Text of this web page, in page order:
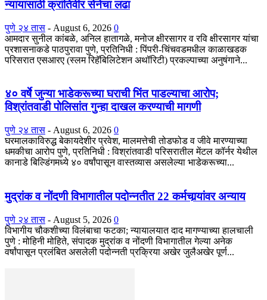
न्यायासाठी क्रांतिवीर सेनेचा लढा
पुणे २४ तास - August 6, 2026 0
आमदार सुनील कांबळे, अनिल हातागळे, मनोज क्षीरसागर व रवि क्षीरसागर यांचा
प्रशासनाकडे पाठपुरावा पुणे, प्रतिनिधी : पिंपरी-चिंचवडमधील काळाखडक
परिसरात एसआरए (स्लम रिहॅबिलिटेशन अथॉरिटी) प्रकल्पाच्या अनुषंगाने...
४० वर्षे जुन्या भाडेकरूच्या घराची भिंत पाडल्याचा आरोप;
विश्रांतवाडी पोलिसांत गुन्हा दाखल करण्याची मागणी
पुणे २४ तास - August 6, 2026 0
घरमालकाविरुद्ध बेकायदेशीर प्रवेश, मालमत्तेची तोडफोड व जीवे मारण्याच्या
धमकीचा आरोप पुणे, प्रतिनिधी : विश्रांतवाडी परिसरातील मेंटल कॉर्नर येथील
कानाडे बिल्डिंगमध्ये ४० वर्षांपासून वास्तव्यास असलेल्या भाडेकरूच्या...
मुद्रांक व नोंदणी विभागातील पदोन्नतीत 22 कर्मचार्‍यांवर अन्याय
पुणे २४ तास - August 5, 2026 0
विभागीय चौकशीच्या विलंबाचा फटका; न्यायालयात दाद मागण्याच्या हालचाली
पुणे : मोहिनी मोहिते, संपादक मुद्रांक व नोंदणी विभागातील गेल्या अनेक
वर्षांपासून प्रलंबित असलेली पदोन्नती प्रक्रिया अखेर जुलैअखेर पूर्ण...